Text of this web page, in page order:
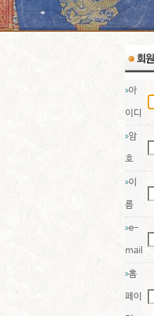
아
이디
암
호
이
름
e-
mail
홈
페이